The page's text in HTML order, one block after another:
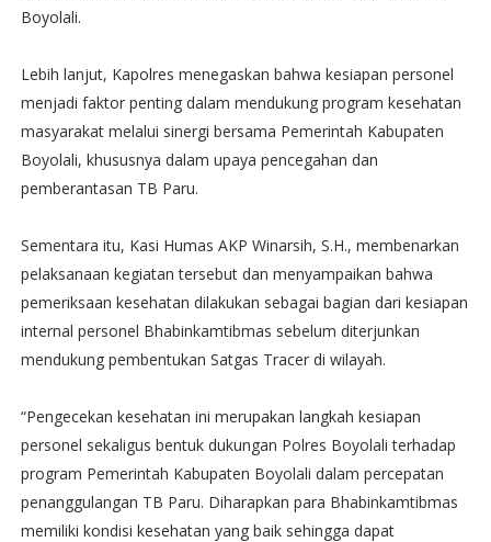
Boyolali.
Lebih lanjut, Kapolres menegaskan bahwa kesiapan personel
menjadi faktor penting dalam mendukung program kesehatan
masyarakat melalui sinergi bersama Pemerintah Kabupaten
Boyolali, khususnya dalam upaya pencegahan dan
pemberantasan TB Paru.
Sementara itu, Kasi Humas AKP Winarsih, S.H., membenarkan
pelaksanaan kegiatan tersebut dan menyampaikan bahwa
pemeriksaan kesehatan dilakukan sebagai bagian dari kesiapan
internal personel Bhabinkamtibmas sebelum diterjunkan
mendukung pembentukan Satgas Tracer di wilayah.
“Pengecekan kesehatan ini merupakan langkah kesiapan
personel sekaligus bentuk dukungan Polres Boyolali terhadap
program Pemerintah Kabupaten Boyolali dalam percepatan
penanggulangan TB Paru. Diharapkan para Bhabinkamtibmas
memiliki kondisi kesehatan yang baik sehingga dapat